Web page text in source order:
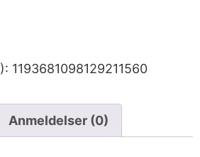
1193681098129211560
Anmeldelser (0)